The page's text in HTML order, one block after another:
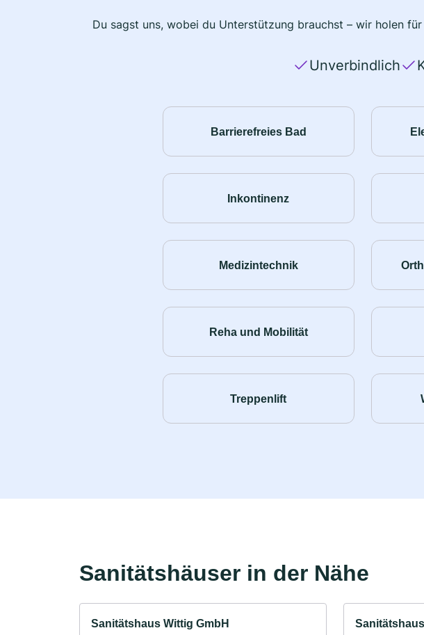
Du sagst uns, wobei du Unterstützung brauchst – wir holen
Unverbindlich
Barrierefreies Bad
Inkontinenz
Medizintechnik
Reha und Mobilität
Treppenlift
Sanitätshäuser in der Nähe
Sanitätshaus Wittig GmbH